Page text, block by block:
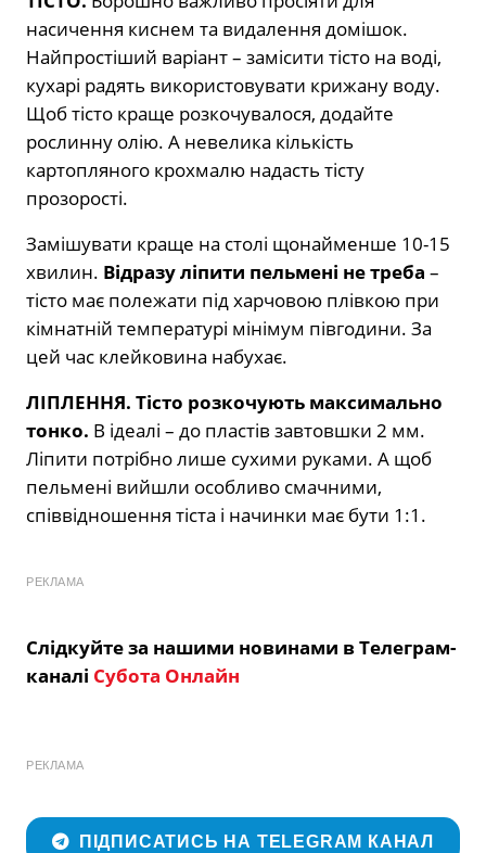
насичення киснем та видалення домішок.
Найпростіший варіант – замісити тісто на воді,
кухарі радять використовувати крижану воду.
Щоб тісто краще розкочувалося, додайте
рослинну олію. А невелика кількість
картопляного крохмалю надасть тісту
прозорості.
Замішувати краще на столі щонайменше 10-15
хвилин. Відразу ліпити пельмені не треба –
тісто має полежати під харчовою плівкою при
кімнатній температурі мінімум півгодини. За
цей час клейковина набухає.
ЛІПЛЕННЯ. Тісто розкочують максимально
тонко. В ідеалі – до пластів завтовшки 2 мм.
Ліпити потрібно лише сухими руками. А щоб
пельмені вийшли особливо смачними,
співвідношення тіста і начинки має бути 1:1.
РЕКЛАМА
Слідкуйте за нашими новинами в Телеграм-
каналі Субота Онлайн
РЕКЛАМА
ПІДПИСАТИСЬ НА TELEGRAM КАНАЛ